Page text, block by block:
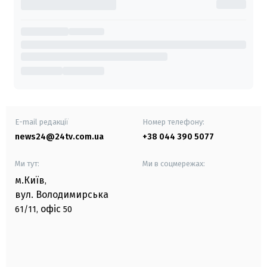
E-mail редакції
news24@24tv.com.ua
Номер телефону:
+38 044 390 5077
Ми тут:
м.Київ,
вул. Володимирська
61/11, офіс 50
Ми в соцмережах: